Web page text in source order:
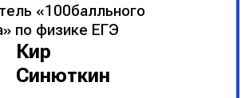
«100балльного
по физике ЕГЭ
Кир
Синюткин